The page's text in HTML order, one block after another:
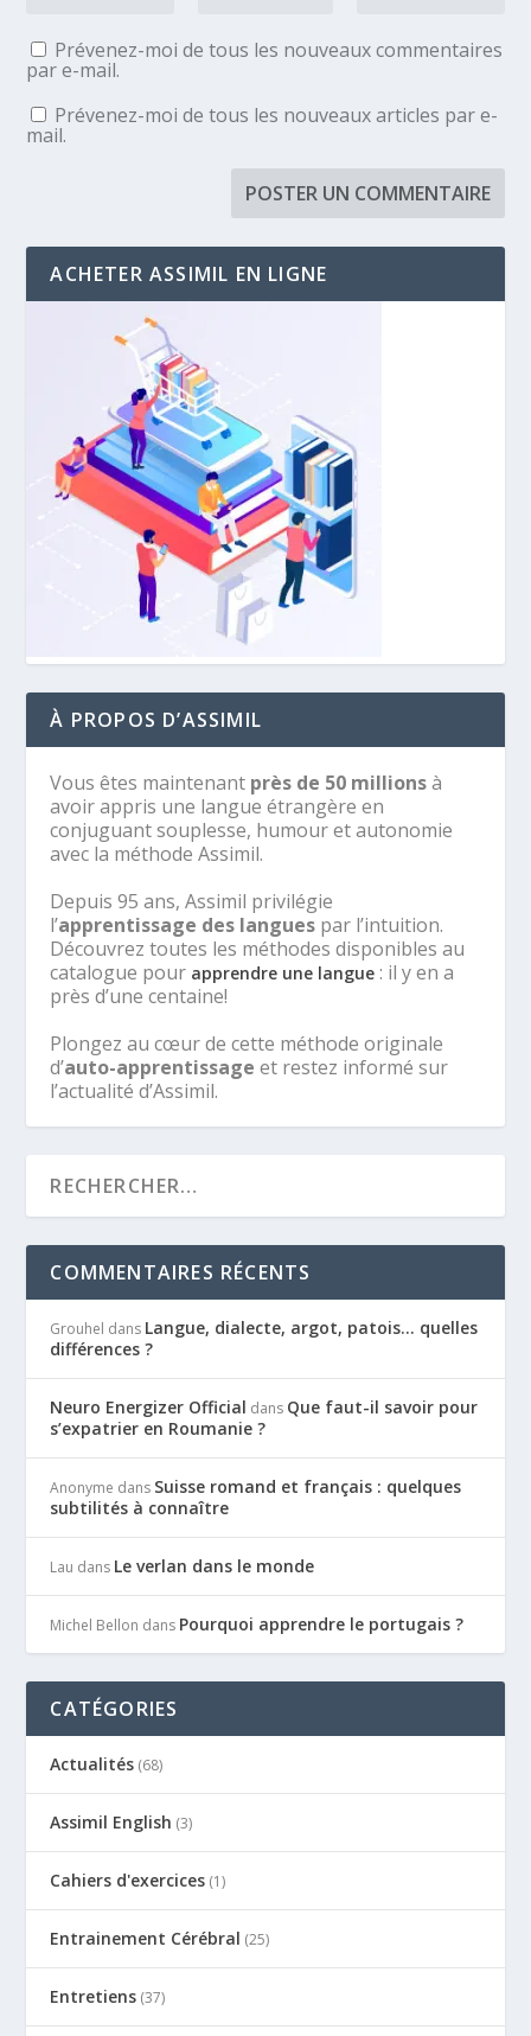
Prévenez-moi de tous les nouveaux commentaires
par e-mail.
Prévenez-moi de tous les nouveaux articles par e-
mail.
ACHETER ASSIMIL EN LIGNE
À PROPOS D’ASSIMIL
Vous êtes maintenant près de 50 millionsà
avoir appris une langue étrangère en
conjuguant souplesse, humour et autonomie
avec la méthode Assimil.
Depuis 95 ans, Assimil privilégie
l’apprentissage des langues par l’intuition.
Découvrez toutes les méthodes disponibles au
catalogue pour apprendre une langue : il y en a
près d’une centaine!
Plongez au cœur de cette méthode originale
d’auto-apprentissage et restez informé sur
l’actualité d’Assimil.
COMMENTAIRES RÉCENTS
Grouhel dans Langue, dialecte, argot, patois… quelles
différences ?
Neuro Energizer Official dans Que faut-il savoir pour
s’expatrier en Roumanie ?
Anonyme dans Suisse romand et français : quelques
subtilités à connaître
Lau dans Le verlan dans le monde
Michel Bellon dans Pourquoi apprendre le portugais ?
CATÉGORIES
Actualités (68)
Assimil English (3)
Cahiers d'exercices (1)
Entrainement Cérébral (25)
Entretiens (37)